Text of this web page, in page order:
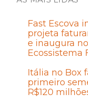
Fast Escova
projeta
e inaugura
Ecossistema
Itália no Box
primeiro
R$120